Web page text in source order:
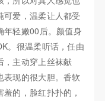
爱，温柔让人都受
年轻嫩00后。颜值身
。很温柔听话，任由
，主动穿上丝袜献
表现的很大胆。香软
的，脸红扑扑的，